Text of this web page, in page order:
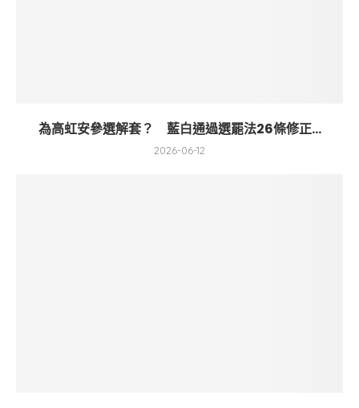
為高虹安參選解套？ 藍白通過選罷法26條修正...
2026-06-12